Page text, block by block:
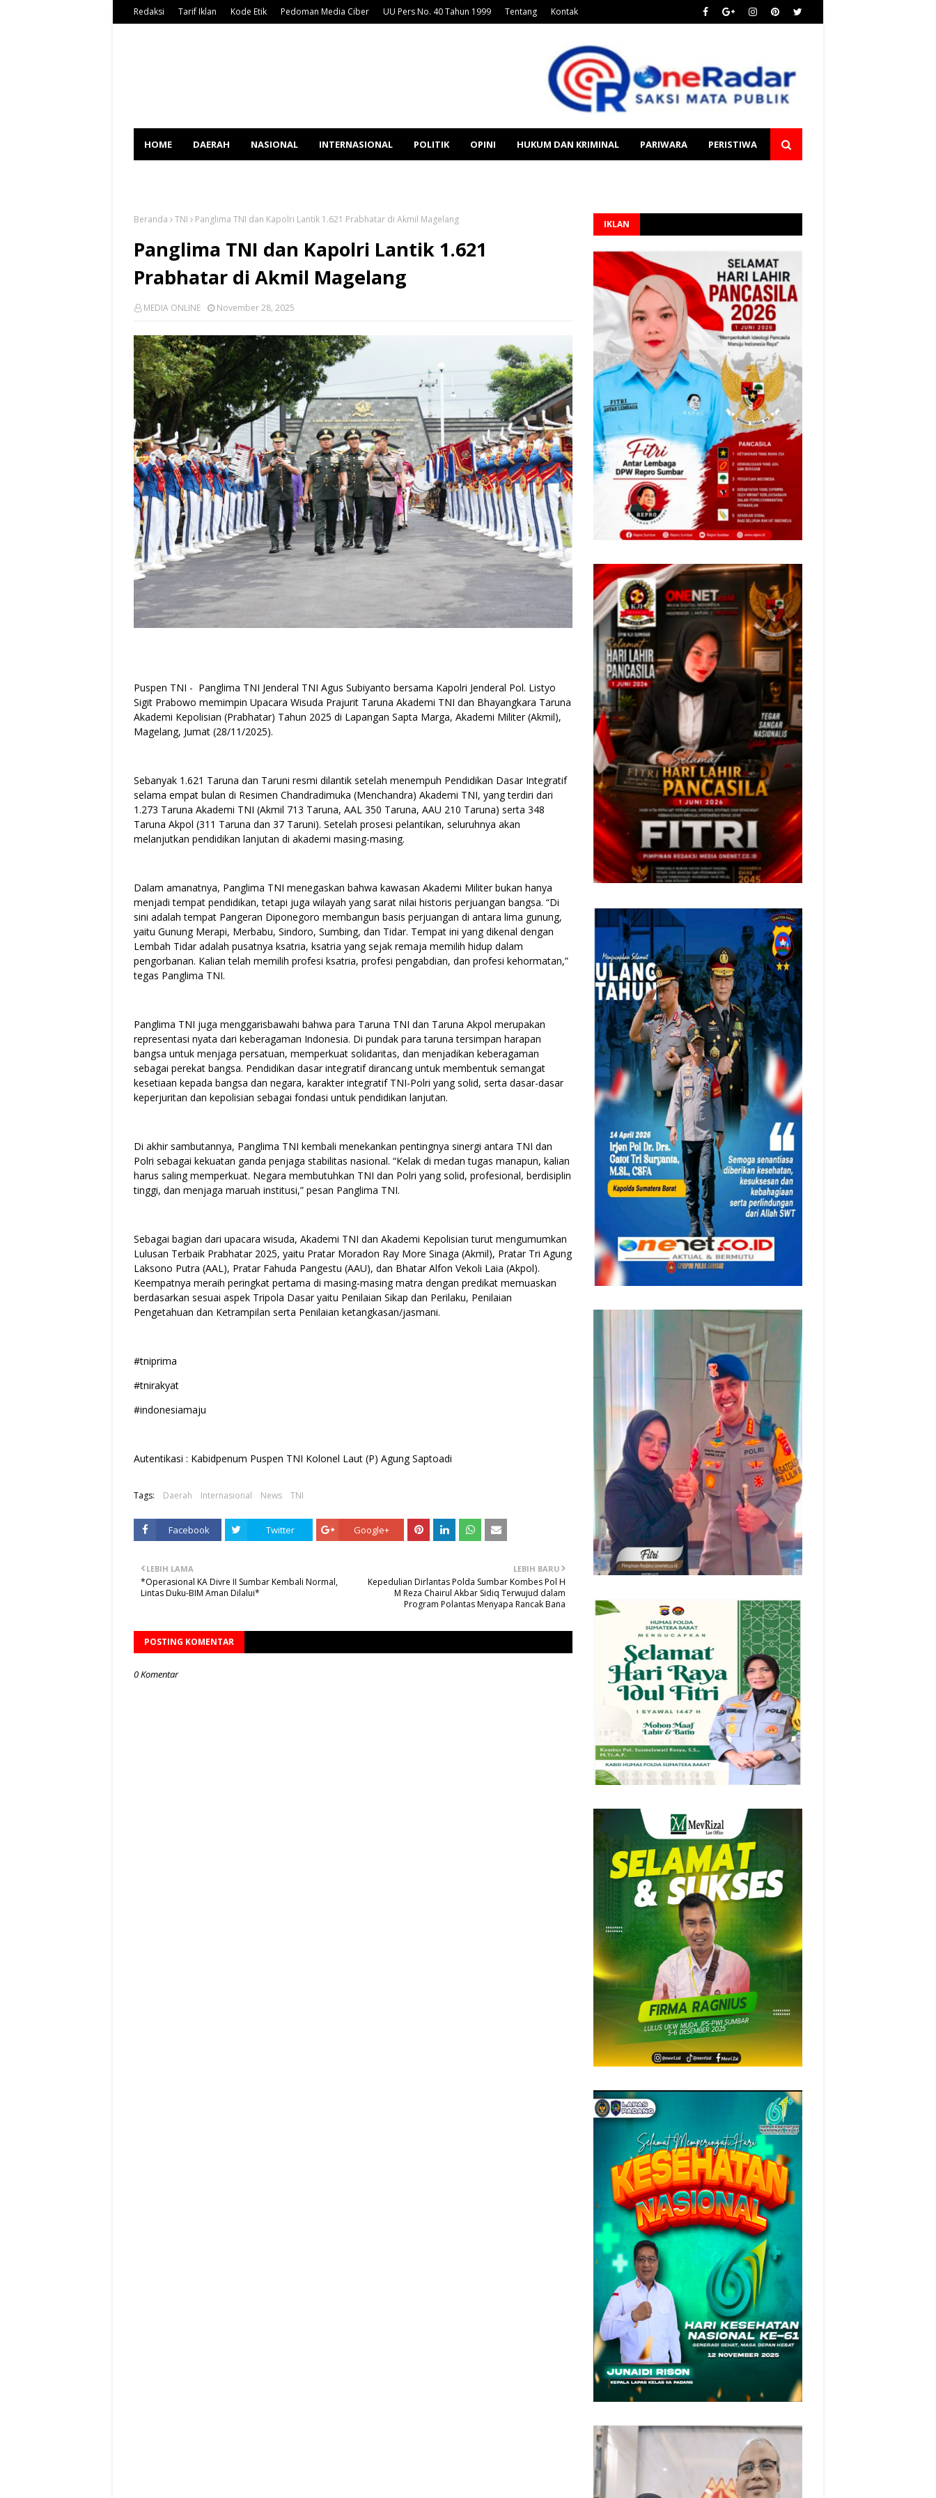
Redaksi Tarif Iklan Kode Etik Pedoman Media Ciber UU Pers No. 40 Tahun 1999 Tentang Kontak
HOME DAERAH NASIONAL INTERNASIONAL POLITIK OPINI HUKUM DAN KRIMINAL PARIWARA PERISTIWA
Beranda TNI Panglima TNI dan Kapolri Lantik 1.621 Prabhatar di Akmil Magelang
Panglima TNI dan Kapolri Lantik 1.621
Prabhatar di Akmil Magelang
MEDIA ONLINE November 28, 2025
Puspen TNI - Panglima TNI Jenderal TNI Agus Subiyanto bersama Kapolri Jenderal Pol. Listyo
Sigit Prabowo memimpin Upacara Wisuda Prajurit Taruna Akademi TNI dan Bhayangkara Taruna
Akademi Kepolisian (Prabhatar) Tahun 2025 di Lapangan Sapta Marga, Akademi Militer (Akmil),
Magelang, Jumat (28/11/2025).
Sebanyak 1.621 Taruna dan Taruni resmi dilantik setelah menempuh Pendidikan Dasar Integratif
selama empat bulan di Resimen Chandradimuka (Menchandra) Akademi TNI, yang terdiri dari
1.273 Taruna Akademi TNI (Akmil 713 Taruna, AAL 350 Taruna, AAU 210 Taruna) serta 348
Taruna Akpol (311 Taruna dan 37 Taruni). Setelah prosesi pelantikan, seluruhnya akan
melanjutkan pendidikan lanjutan di akademi masing-masing.
Dalam amanatnya, Panglima TNI menegaskan bahwa kawasan Akademi Militer bukan hanya
menjadi tempat pendidikan, tetapi juga wilayah yang sarat nilai historis perjuangan bangsa. “Di
sini adalah tempat Pangeran Diponegoro membangun basis perjuangan di antara lima gunung,
yaitu Gunung Merapi, Merbabu, Sindoro, Sumbing, dan Tidar. Tempat ini yang dikenal dengan
Lembah Tidar adalah pusatnya ksatria, ksatria yang sejak remaja memilih hidup dalam
pengorbanan. Kalian telah memilih profesi ksatria, profesi pengabdian, dan profesi kehormatan,”
tegas Panglima TNI.
Panglima TNI juga menggarisbawahi bahwa para Taruna TNI dan Taruna Akpol merupakan
representasi nyata dari keberagaman Indonesia. Di pundak para taruna tersimpan harapan
bangsa untuk menjaga persatuan, memperkuat solidaritas, dan menjadikan keberagaman
sebagai perekat bangsa. Pendidikan dasar integratif dirancang untuk membentuk semangat
kesetiaan kepada bangsa dan negara, karakter integratif TNI-Polri yang solid, serta dasar-dasar
keperjuritan dan kepolisian sebagai fondasi untuk pendidikan lanjutan.
Di akhir sambutannya, Panglima TNI kembali menekankan pentingnya sinergi antara TNI dan
Polri sebagai kekuatan ganda penjaga stabilitas nasional. “Kelak di medan tugas manapun, kalian
harus saling memperkuat. Negara membutuhkan TNI dan Polri yang solid, profesional, berdisiplin
tinggi, dan menjaga maruah institusi,” pesan Panglima TNI.
Sebagai bagian dari upacara wisuda, Akademi TNI dan Akademi Kepolisian turut mengumumkan
Lulusan Terbaik Prabhatar 2025, yaitu Pratar Moradon Ray More Sinaga (Akmil), Pratar Tri Agung
Laksono Putra (AAL), Pratar Fahuda Pangestu (AAU), dan Bhatar Alfon Vekoli Laia (Akpol).
Keempatnya meraih peringkat pertama di masing-masing matra dengan predikat memuaskan
berdasarkan sesuai aspek Tripola Dasar yaitu Penilaian Sikap dan Perilaku, Penilaian
Pengetahuan dan Ketrampilan serta Penilaian ketangkasan/jasmani.
#tniprima
#tnirakyat
#indonesiamaju
Autentikasi : Kabidpenum Puspen TNI Kolonel Laut (P) Agung Saptoadi
Tags: Daerah Internasional News TNI
Facebook Twitter Google+
LEBIH BARU
Kepedulian Dirlantas Polda Sumbar Kombes Pol H
M Reza Chairul Akbar Sidiq Terwujud dalam
Program Polantas Menyapa Rancak Bana
LEBIH LAMA
*Operasional KA Divre II Sumbar Kembali Normal,
Lintas Duku-BIM Aman Dilalui*
POSTING KOMENTAR
0 Komentar
IKLAN